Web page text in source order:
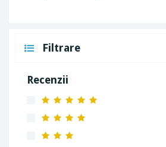
Filtrare
Recenzii